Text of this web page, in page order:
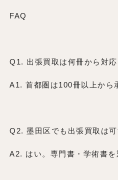
FAQ
Q1. 出張買取は何冊から対応
A1. 首都圏は100冊以上から
Q2. 墨田区でも出張買取は可
A2. はい。専門書・学術書を